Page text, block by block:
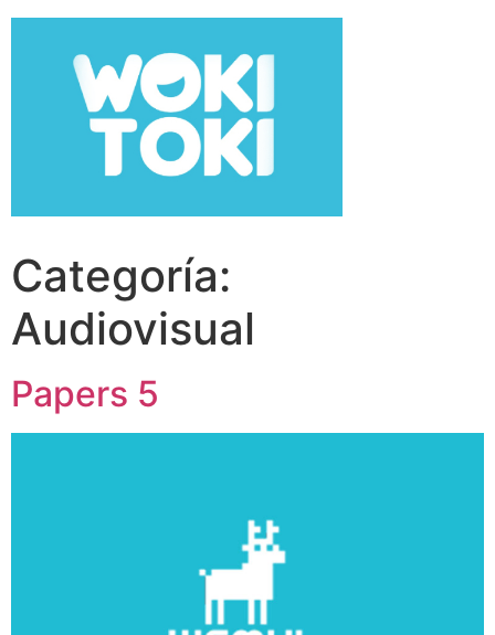
Categoría:
Audiovisual
Papers 5